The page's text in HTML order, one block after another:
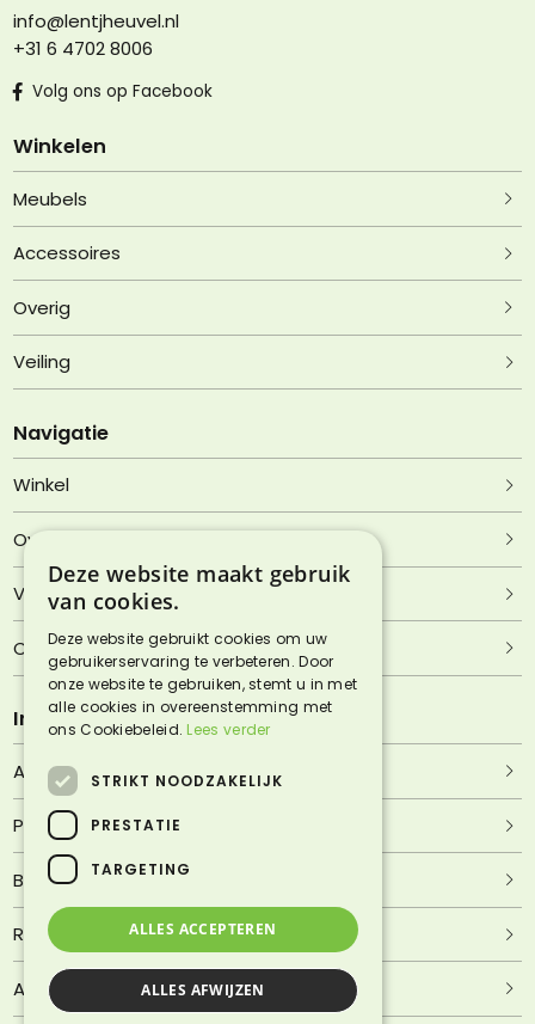
info@lentjheuvel.nl
+31 6 4702 8006
Volg ons op Facebook
Winkelen
Meubels
Accessoires
Overig
Veiling
Navigatie
Winkel
Over Lentjheuvel
Veelgestelde vragen
Contact
Informatie
Algemene voorwaarden
Privacyverklaring
Bezorgen & afhalen
Retourneren & garantie
Adres & route
Deze website maakt gebruik
van cookies.
Deze website gebruikt cookies om uw
gebruikerservaring te verbeteren. Door
onze website te gebruiken, stemt u in met
alle cookies in overeenstemming met
ons Cookiebeleid. Lees verder
STRIKT NOODZAKELIJK
PRESTATIE
TARGETING
ALLES ACCEPTEREN
ALLES AFWIJZEN